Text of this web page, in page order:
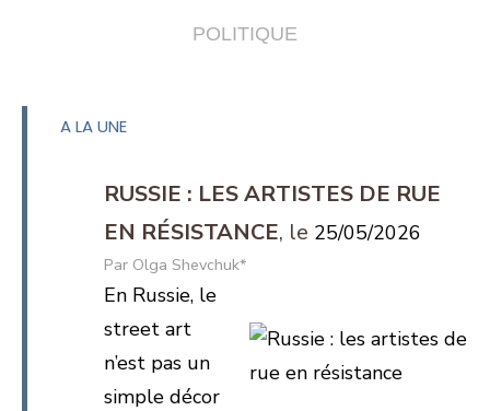
POLITIQUE
A LA UNE
RUSSIE : LES ARTISTES DE RUE
EN RÉSISTANCE
25/05/2026
Olga Shevchuk*
En Russie, le
street art
n’est pas un
simple décor